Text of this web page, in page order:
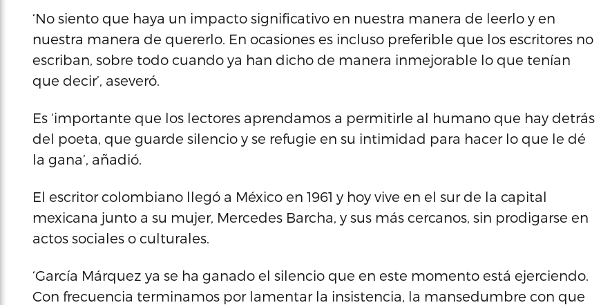
‘No siento que haya un impacto significativo en nuestra manera de leerlo y en
nuestra manera de quererlo. En ocasiones es incluso preferible que los escritores no
escriban, sobre todo cuando ya han dicho de manera inmejorable lo que tenían
que decir’, aseveró.
Es ‘importante que los lectores aprendamos a permitirle al humano que hay detrás
del poeta, que guarde silencio y se refugie en su intimidad para hacer lo que le dé
la gana’, añadió.
El escritor colombiano llegó a México en 1961 y hoy vive en el sur de la capital
mexicana junto a su mujer, Mercedes Barcha, y sus más cercanos, sin prodigarse en
actos sociales o culturales.
‘García Márquez ya se ha ganado el silencio que en este momento está ejerciendo.
Con frecuencia terminamos por lamentar la insistencia, la mansedumbre con que